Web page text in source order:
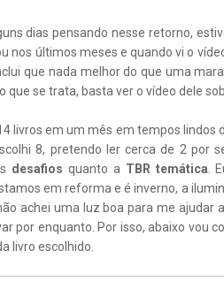
dias pensando nesse retorno,
nos últimos meses e quando vi o
que nada melhor do que uma
que se trata, basta ver o vídeo dele
livros em um mês em tempos
8, pretendo ler cerca de 2 por
desafios quanto a TBR temática .
em reforma e é inverno, a
achei uma luz boa para me ajudar
por enquanto. Por isso, abaixo vou
livro escolhido.